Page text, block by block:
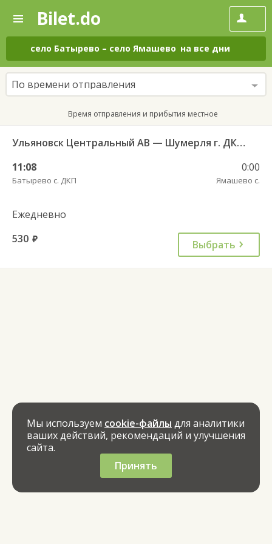
—
Поиск
и
покупка
билетов
на
автобус
онлайн
Bilet.do
село Батырево – село Ямашево на все дни
По времени отправления
Время отправления и прибытия местное
Ульяновск Центральный АВ — Шумерля г. ДКП 724
11:08
Батырево с. ДКП
0:00
Ямашево с.
Ежедневно
530 руб. Выбрать
Мы используем cookie-файлы для аналитики
ваших действий, рекомендаций и улучшения
сайта.
Принять